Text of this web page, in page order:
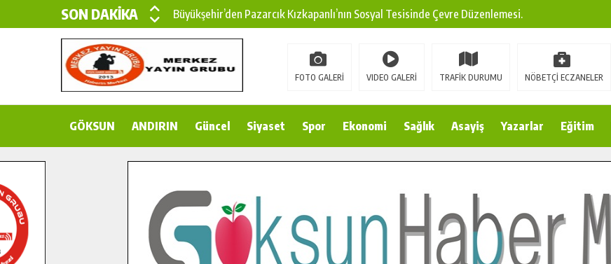
SON DAKİKA
Büyükşehir’den Pazarcık Kızkapanlı’nın Sosyal Tesisinde Çevre Düzenlemesi.
Büyükşehir’den Pazarcık Kırsalına Modern Ulaşım Yatırımı.
Çin’den KSÜ’ye Uluslararası Başarı: Edinilen Bilgi Türk Tarımına Katkı Sağlayacak.
Gençler Pusula Maraş Kampında Yeni Medya ve Fotoğrafçılığı Keşfetti.
İlçe Jandarma Komutanı Karakaya’dan Başkan Cüce’ye Veda Ziyareti.
Bertiz’in Yeni Köprüsünde Sona Doğru.
FOTO GALERİ VIDEO GALERİ TRAFİK DURUMU NÖBETÇİ ECZANELER
GÖKSUN ANDIRIN Güncel Siyaset Spor Ekonomi Sağlık Asayiş Yazarlar Eğitim